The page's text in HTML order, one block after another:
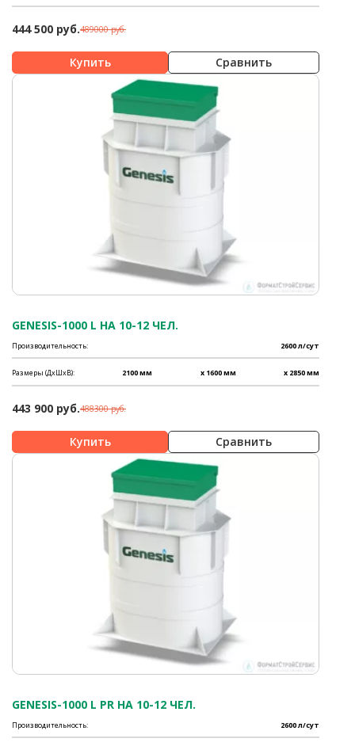
444 500 руб.489000 руб.
Сравнить
GENESIS-1000 L НА 10-12 ЧЕЛ.
Производительность: 2600 л/сут
Размеры (ДхШхВ): 2100 мм x 1600 мм x 2850 мм
443 900 руб.488300 руб.
Сравнить
GENESIS-1000 L PR НА 10-12 ЧЕЛ.
Производительность: 2600 л/сут